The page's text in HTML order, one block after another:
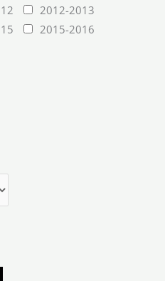
2012-2013
2015-2016